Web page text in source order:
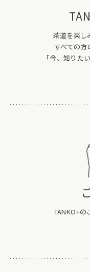
茶道を楽し
すべての方
「今、知りた
TANKO+の